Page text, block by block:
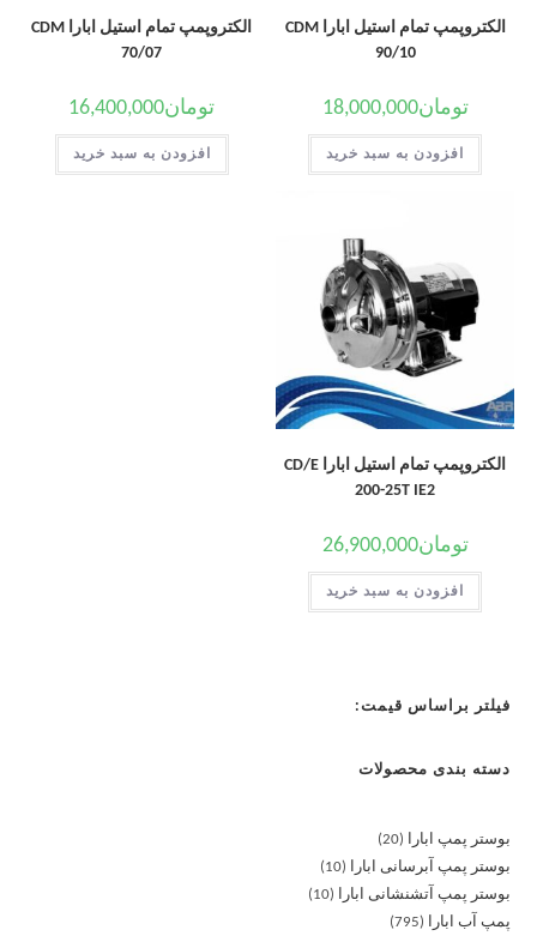
الکتروپمپ تمام استیل ابارا CDM
90/10
تومان18,000,000
افزودن به سبد خرید
الکتروپمپ تمام استیل ابارا CDM
70/07
تومان16,400,000
افزودن به سبد خرید
الکتروپمپ تمام استیل ابارا CD/E
200-25T IE2
تومان26,900,000
افزودن به سبد خرید
فیلتر براساس قیمت:
دسته بندی محصولات
بوستر پمپ ابارا
20
بوستر پمپ آبرسانی ابارا
10
بوستر پمپ آتشنشانی ابارا
10
پمپ آب ابارا
795